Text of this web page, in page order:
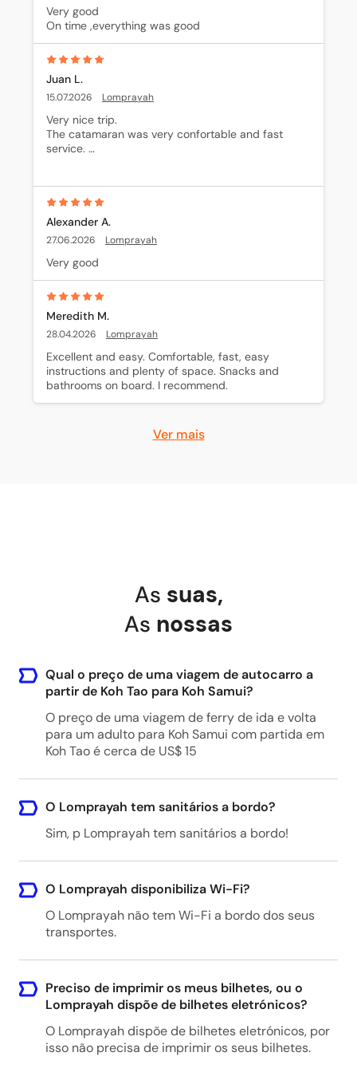
Very good
On time ,everything was good
Juan L.
15.07.2026 Lomprayah
Very nice trip.
The catamaran was very confortable and fast
service.
Alexander A.
27.06.2026 Lomprayah
Very good
Meredith M.
28.04.2026 Lomprayah
Excellent and easy. Comfortable, fast, easy
instructions and plenty of space. Snacks and
bathrooms on board. I recommend.
Ver mais
As suas,
As nossas
Qual o preço de uma viagem de autocarro a
partir de Koh Tao para Koh Samui?
O preço de uma viagem de ferry de ida e volta
para um adulto para Koh Samui com partida em
Koh Tao é cerca de US$ 15
O Lomprayah tem sanitários a bordo?
Sim, p Lomprayah tem sanitários a bordo!
O Lomprayah disponibiliza Wi-Fi?
O Lomprayah não tem Wi-Fi a bordo dos seus
transportes.
Preciso de imprimir os meus bilhetes, ou o
Lomprayah dispõe de bilhetes eletrónicos?
O Lomprayah dispõe de bilhetes eletrónicos, por
isso não precisa de imprimir os seus bilhetes.